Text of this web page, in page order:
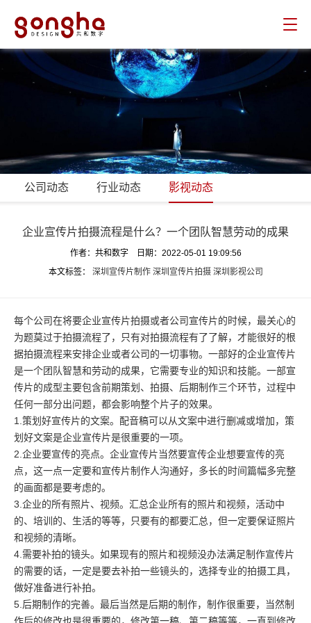
公司动态 行业动态 影视动态
企业宣传片拍摄流程是什么？一个团队智慧劳动的成果
作者：共和数字 日期：2022-05-01 19:09:56
本文标签： 深圳宣传片制作 深圳宣传片拍摄 深圳影视公司
每个公司在将要企业宣传片拍摄或者公司宣传片的时候，最关心的
为题莫过于拍摄流程了，只有对拍摄流程有了了解，才能很好的根
据拍摄流程来安排企业或者公司的一切事物。一部好的企业宣传片
是一个团队智慧和劳动的成果，它需要专业的知识和技能。一部宣
传片的成型主要包含前期策划、拍摄、后期制作三个环节，过程中
任何一部分出问题，都会影响整个片子的效果。
1.策划好宣传片的文案。配音稿可以从文案中进行删减或增加，策
划好文案是企业宣传片是很重要的一项。
2.企业要宣传的亮点。企业宣传片当然要宣传企业想要宣传的亮
点，这一点一定要和宣传片制作人沟通好，多长的时间篇幅多完整
的画面都是要考虑的。
3.企业的所有照片、视频。汇总企业所有的照片和视频，活动中
的、培训的、生活的等等，只要有的都要汇总，但一定要保证照片
和视频的清晰。
4.需要补拍的镜头。如果现有的照片和视频没办法满足制作宣传片
的需要的话，一定是要去补拍一些镜头的，选择专业的拍摄工具，
做好准备进行补拍。
5.后期制作的完善。最后当然是后期的制作，制作很重要，当然制